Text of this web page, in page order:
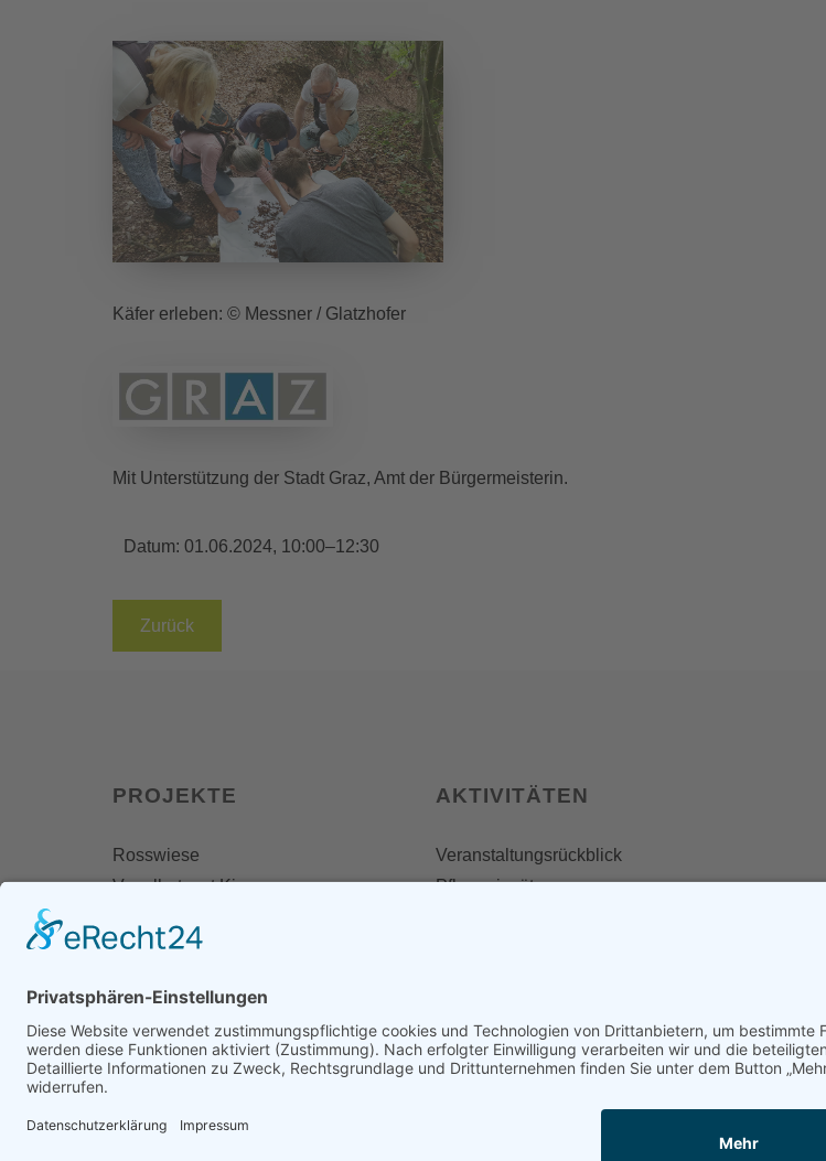
Käfer erleben: © Messner / Glatzhofer
Mit Unterstützung der Stadt Graz, Amt der Bürgermeisterin.
Datum: 01.06.2024, 10:00–12:30
Zurück
PROJEKTE
Rosswiese
Vogelhotspot Kiesseen
AKTIVITÄTEN
Veranstaltungsrückblick
Pflegeeinsätze